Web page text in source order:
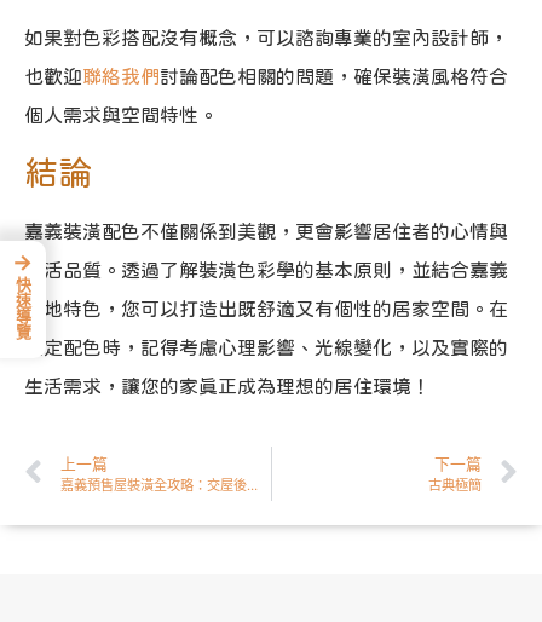
如果對色彩搭配沒有概念，可以諮詢專業的室內設計師，
也歡迎聯絡我們討論配色相關的問題，確保裝潢風格符合
個人需求與空間特性。
結論
嘉義裝潢配色不僅關係到美觀，更會影響居住者的心情與
生活品質。透過了解裝潢色彩學的基本原則，並結合嘉義
在地特色，您可以打造出既舒適又有個性的居家空間。在
決定配色時，記得考慮心理影響、光線變化，以及實際的
生活需求，讓您的家真正成為理想的居住環境！
上一篇
嘉義預售屋裝潢全攻略：交屋後該注意什麼？
下一篇
古典極簡
→
快速導覽